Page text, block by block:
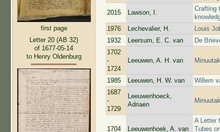
first page
Letter 20 (AB 32)
of 1677-05-14
to Henry Oldenburg
2015 Lawson, I.
Crafting
1976
Lechevalier, H.
Louis
1932
Leersum, E. C. van
De
1702
-
1724
Leeuwen, A. H. van
1985 Leeuwen, H. W. van
Willem
1687
-
1729
Leeuwenhoeck,
Adriaen
1704 Leeuwenhoek, A. van
A Letter
Tubes